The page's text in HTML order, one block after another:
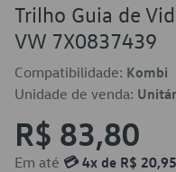
Trilho Guia de
VW 7X0837439
Compatibilidade: Kombi
Unidade de venda:
R$ 83,80
Em até 💳 4x de R$ 20,95